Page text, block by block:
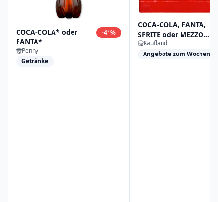
COCA-COLA* oder
FANTA*
-41%
Penny
Getränke
COCA-COLA, FANTA,
SPRITE oder MEZZO
MIX
Erfrischungsgetränke
Kaufland
Angebote zum